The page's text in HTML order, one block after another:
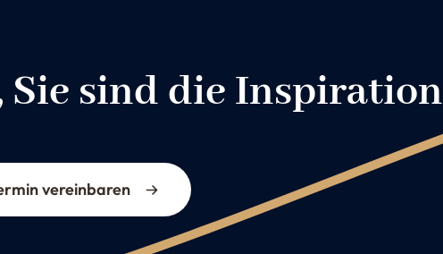
sind die Inspiration
vereinbaren